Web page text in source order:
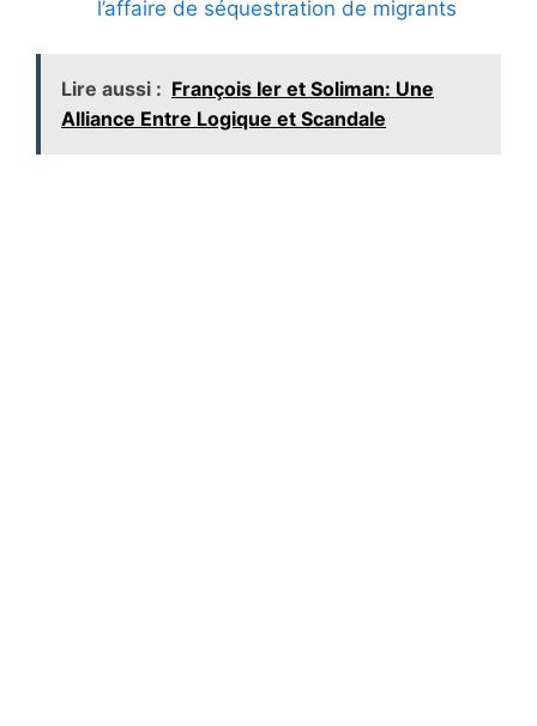
l’affaire de séquestration de migrants
Lire aussi : François Ier et Soliman: Une
Alliance Entre Logique et Scandale